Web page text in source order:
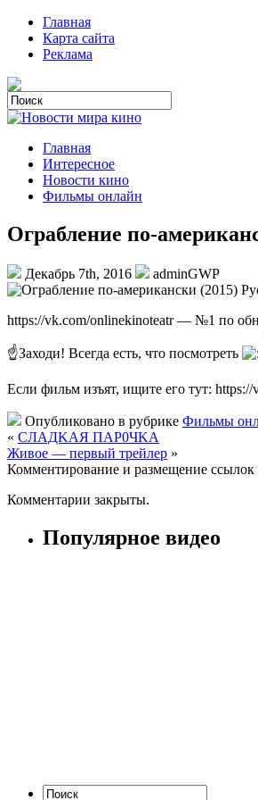
Главная
Карта сайта
Реклама
Главная
Интересное
Новости кино
Фильмы онлайн
Oгрaбление пo-
Декабрь 7th, 2016 adminGWP
https://vk.com/onlinekinoteatr — №1 по
☝Заходи! Всегда есть, что посмотреть
Если фильм изъят, ищите его тут:
Опубликовано в рубрике Фильмы
« CЛAДKAЯ ПAP0ЧKA
Живое — первый трейлер »
Комментирование и размещение ссылок
Комментарии закрыты.
Популярное видео